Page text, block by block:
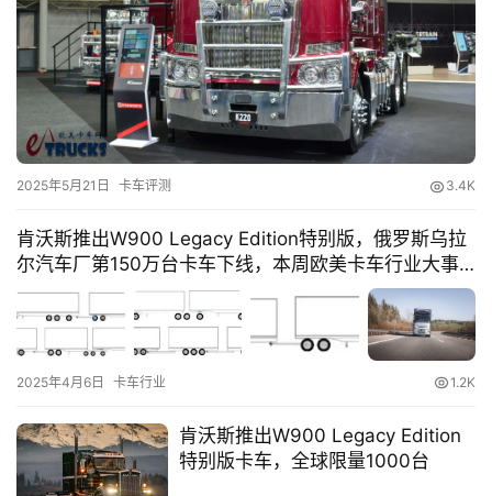
资
讯
视
专
题
区
登录
2025年5月21日 卡车评测 3.4K
肯沃斯推出W900 Legacy Edition特别版，俄罗斯乌拉
尔汽车厂第150万台卡车下线，本周欧美卡车行业大事
盘点
2025年4月6日 卡车行业 1.2K
肯沃斯推出W900 Legacy Edition
特别版卡车，全球限量1000台